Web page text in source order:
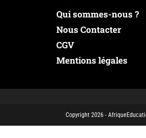
Qui sommes-nous ?
Nous Contacter
CGV
Mentions légales
Copyright 2026 -